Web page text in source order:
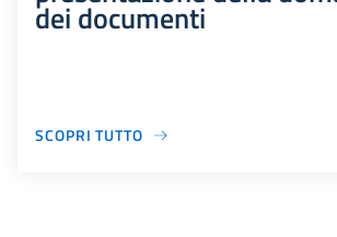
dei documenti
SCOPRI TUTTO